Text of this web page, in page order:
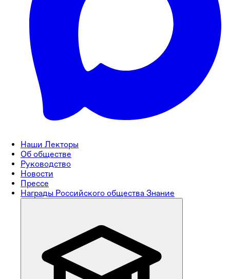
Наши Лекторы
Об обществе
Руководство
Новости
Прессе
Награды Российского общества Знание